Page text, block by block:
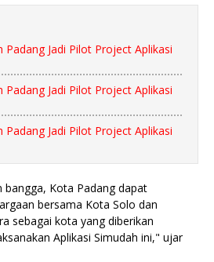
Padang Jadi Pilot Project Aplikasi
Padang Jadi Pilot Project Aplikasi
Padang Jadi Pilot Project Aplikasi
bangga, Kota Padang dapat
bersama Kota Solo dan
sebagai kota yang diberikan
Aplikasi Simudah ini," ujar